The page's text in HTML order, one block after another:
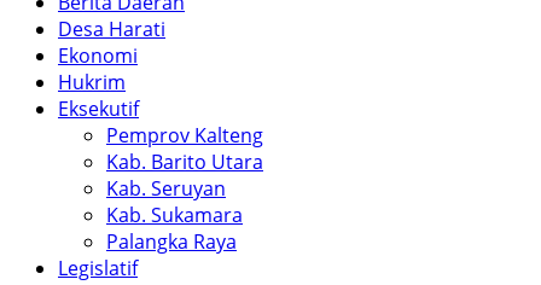
Desa Harati
Ekonomi
Hukrim
Eksekutif
Pemprov Kalteng
Kab. Barito Utara
Kab. Seruyan
Kab. Sukamara
Palangka Raya
Legislatif